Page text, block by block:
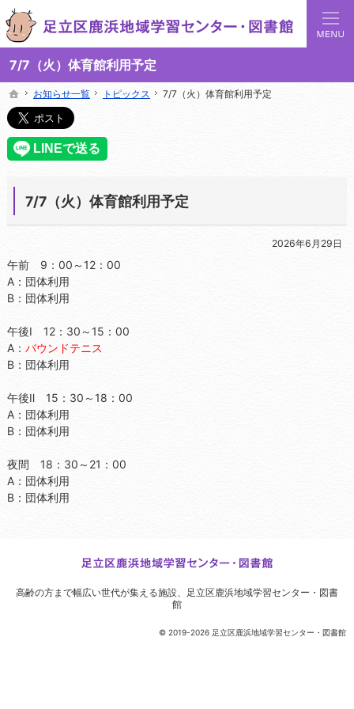
7/7（火）体育館利用予定
足立区鹿浜地域学習センターでは地域の講座や施設をご案内しています。
足立区鹿浜地域学習センターや図書館の総合案内サイト
ホーム
お知らせ一覧 トピックス 7/7（火）体育館利用予定
7/7（火）体育館利用予定
2026年6月29日
午前 9：00～12：00
A：団体利用
B：団体利用
午後Ⅰ 12：30～15：00
A： バウンドテニス
B：団体利用
午後Ⅱ 15：30～18：00
A：団体利用
B：団体利用
夜間 18：30～21：00
A：団体利用
B：団体利用
ホーム
お知らせ一覧 トピックス 7/7（火）体育館利用予定
© 2019-2026 足立区鹿浜地域学習センター・図書館
高齢の方まで幅広い世代が集える施設、
足立区鹿浜地域学習センター・図書
館